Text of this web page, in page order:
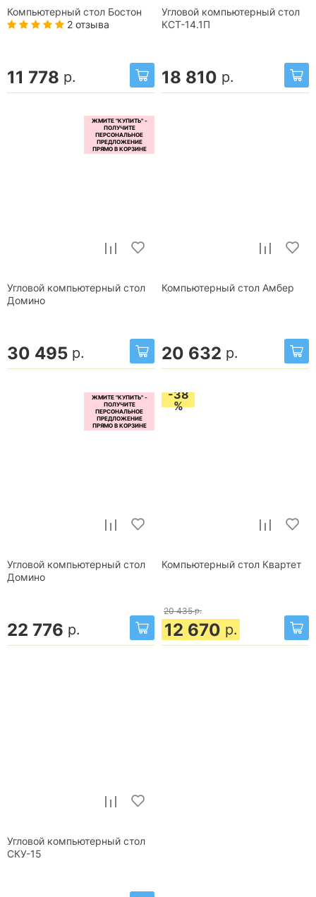
Компьютерный стол Бостон
2 отзыва
11 778 р.
Угловой компьютерный стол
КСТ-14.1П
18 810 р.
Угловой компьютерный стол
Домино
30 495 р.
Компьютерный стол Амбер
20 632 р.
Угловой компьютерный стол
Домино
22 776 р.
-38
%
Компьютерный стол Квартет
20 435 р.
12 670 р.
Угловой компьютерный стол
СКУ-15